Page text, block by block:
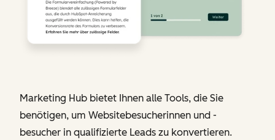
Marketing Hub bietet Ihnen alle Tools, die Sie
benötigen, um Websitebesucherinnen und -
besucher in qualifizierte Leads zu konvertieren.